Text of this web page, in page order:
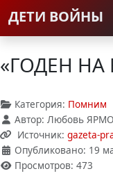
ДЕТИ ВОЙНЫ
«ГОДЕН НА
Категория: Помним
Автор: Любовь
Источник: gazeta-
Опубликовано: 19
Просмотров: 473